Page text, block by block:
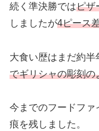
続く準決勝ではピザ
しましたが4ピース
大食い歴はまだ約半
でギリシャの彫刻の
今までのフードファ
痕を残しました。